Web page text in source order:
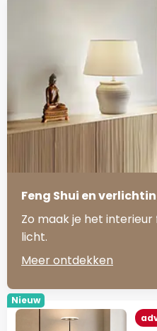
Feng Shui en
Zo maak je het
licht.
Meer ontdekken
Nieuw